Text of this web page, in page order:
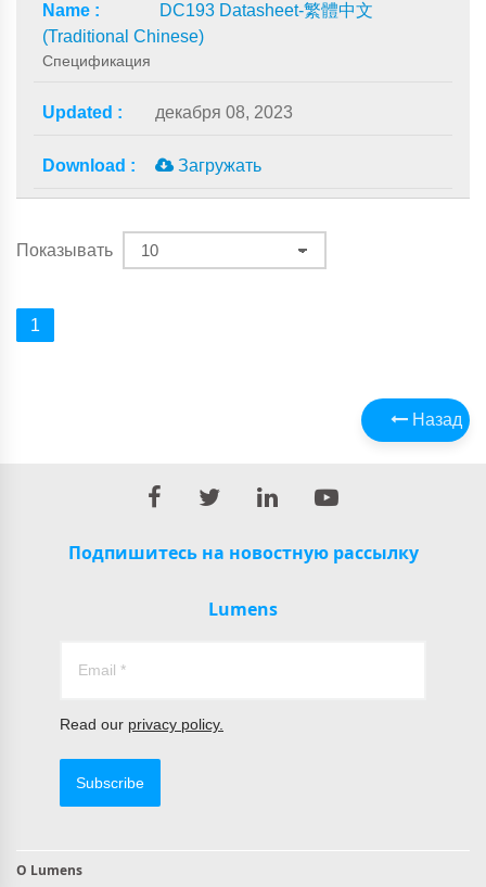
DC193 Datasheet-繁體中文
(Traditional Chinese)
Спецификация
декабря 08, 2023
Загружать
Показывать
1
Назад
Подпишитесь на новостную рассылку
Lumens
Read our privacy policy.
Subscribe
О Lumens